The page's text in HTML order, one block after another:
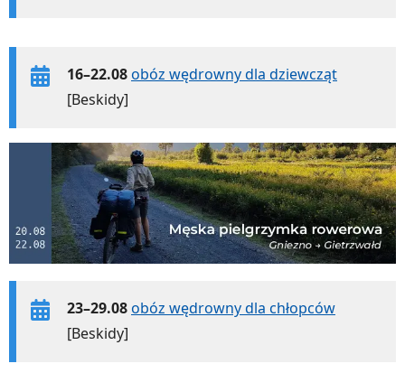
16–22.08obóz wędrowny dla dziewcząt
[Beskidy]
23–29.08obóz wędrowny dla chłopców
[Beskidy]